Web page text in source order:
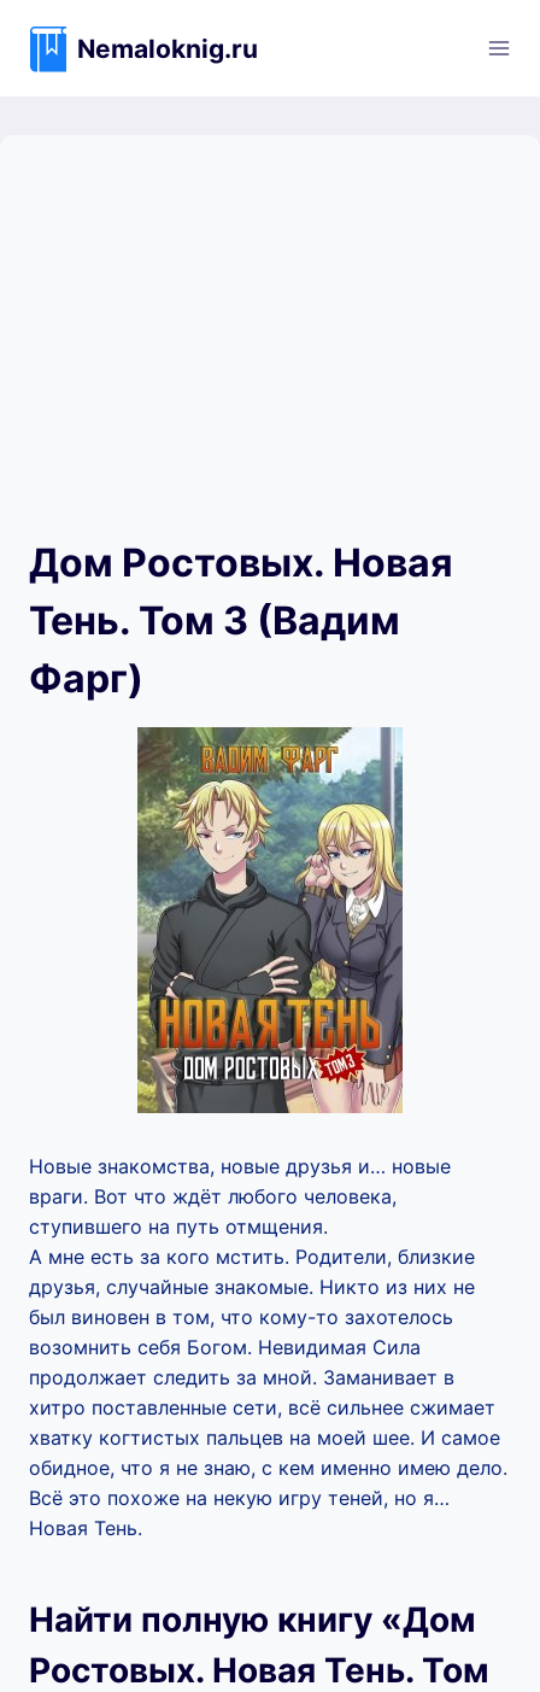
содержимому
Nemaloknig.ru
Дом Ростовых. Новая
Тень. Том 3 (Вадим
Фарг)
Новые знакомства, новые друзья и… новые
враги. Вот что ждёт любого человека,
ступившего на путь отмщения.
А мне есть за кого мстить. Родители, близкие
друзья, случайные знакомые. Никто из них не
был виновен в том, что кому-то захотелось
возомнить себя Богом. Невидимая Сила
продолжает следить за мной. Заманивает в
хитро поставленные сети, всё сильнее сжимает
хватку когтистых пальцев на моей шее. И самое
обидное, что я не знаю, с кем именно имею дело.
Всё это похоже на некую игру теней, но я…
Новая Тень.
Найти полную книгу «Дом
Ростовых. Новая Тень. Том